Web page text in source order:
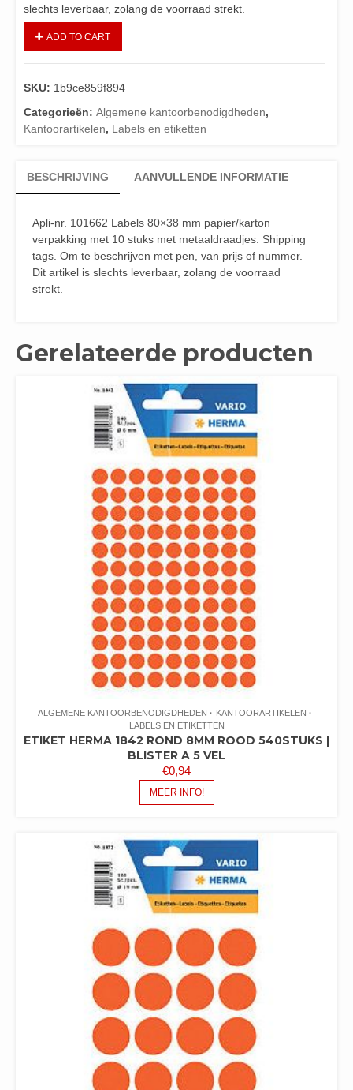
slechts leverbaar, zolang de voorraad strekt.
ADD TO CART
SKU: 1b9ce859f894
Categorieën: Algemene kantoorbenodigdheden,
Kantoorartikelen, Labels en etiketten
BESCHRIJVING AANVULLENDE INFORMATIE
Apli-nr. 101662 Labels 80×38 mm papier/karton
verpakking met 10 stuks met metaaldraadjes. Shipping
tags. Om te beschrijven met pen, van prijs of nummer.
Dit artikel is slechts leverbaar, zolang de voorraad
strekt.
Gerelateerde producten
ALGEMENE KANTOORBENODIGDHEDEN
KANTOORARTIKELEN
LABELS EN ETIKETTEN
ETIKET HERMA 1842 ROND 8MM ROOD 540STUKS |
BLISTER A 5 VEL
€0,94
MEER INFO!